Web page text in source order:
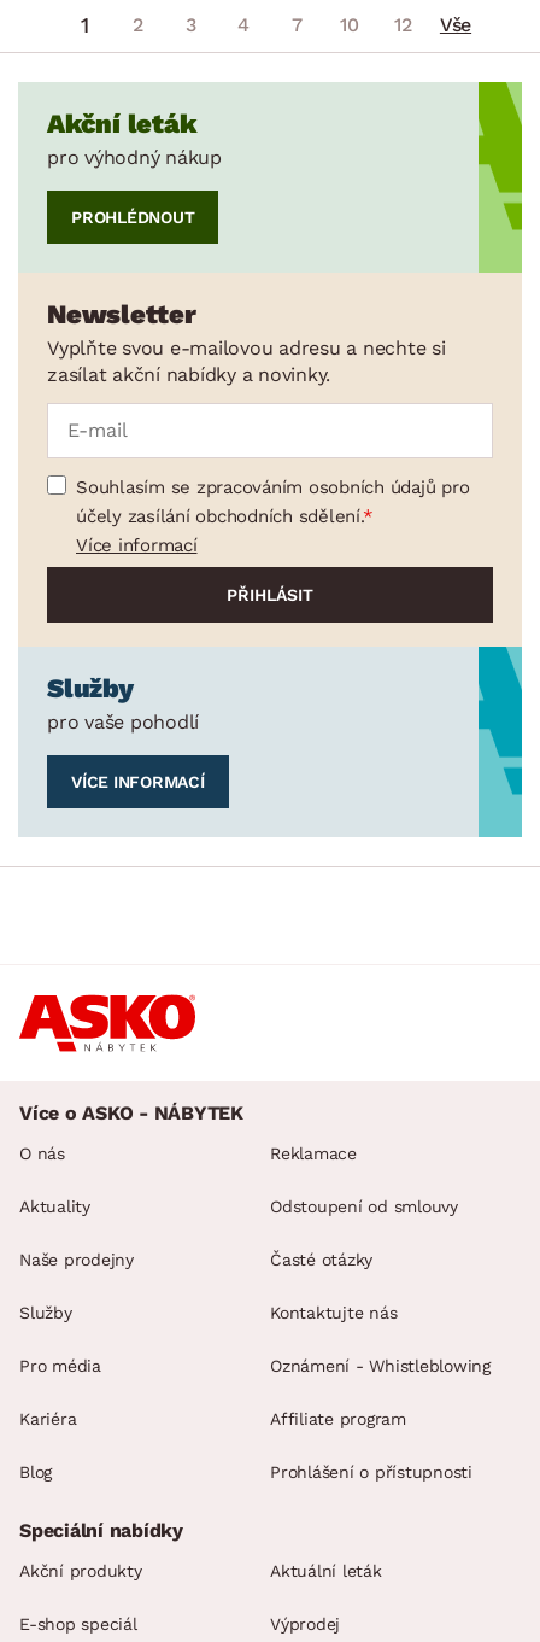
1 2 3 4 7 10 12 Vše
Akční leták
pro výhodný nákup
PROHLÉDNOUT
Newsletter
Vyplňte svou e-mailovou adresu a nechte si
zasílat akční nabídky a novinky.
Souhlasím se zpracováním osobních údajů pro
účely zasílání obchodních sdělení.
Více informací
Služby
pro vaše pohodlí
VÍCE INFORMACÍ
Více o ASKO - NÁBYTEK
O nás
Aktuality
Naše prodejny
Služby
Pro média
Kariéra
Blog
Reklamace
Odstoupení od smlouvy
Časté otázky
Kontaktujte nás
Oznámení - Whistleblowing
Affiliate program
Prohlášení o přístupnosti
Speciální nabídky
Akční produkty Aktuální leták
E-shop speciál Výprodej